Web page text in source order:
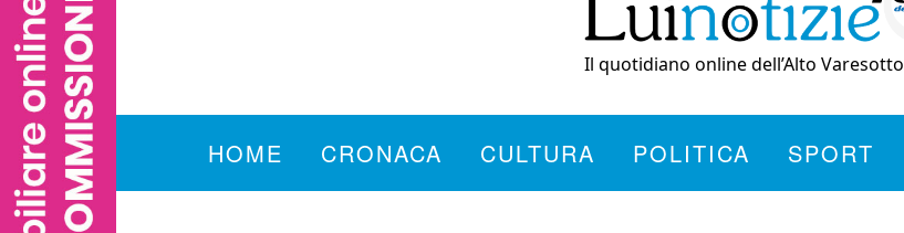
Il quotidiano online dell’Alto Varesotto
HOME CRONACA CULTURA POLITICA SPORT